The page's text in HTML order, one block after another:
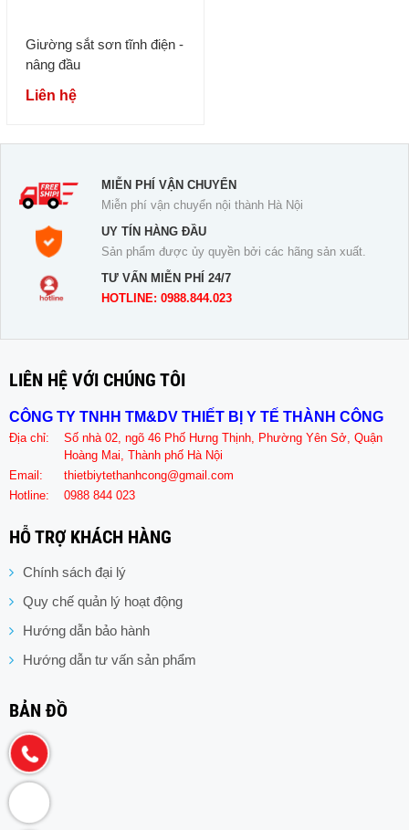
Giường sắt sơn tĩnh điện -
nâng đầu
Liên hệ
MIỄN PHÍ VẬN CHUYỂN
Miễn phí vận chuyển nội thành Hà Nội
UY TÍN HÀNG ĐẦU
Sản phẩm được ủy quyền bởi các hãng sản xuất.
TƯ VẤN MIỄN PHÍ 24/7
HOTLINE: 0988.844.023
LIÊN HỆ VỚI CHÚNG TÔI
CÔNG TY TNHH TM&DV THIẾT BỊ Y TẾ THÀNH CÔNG
Địa chỉ:
Số nhà 02, ngõ 46 Phố Hưng Thịnh, Phường Yên Sở, Quận
Hoàng Mai, Thành phố Hà Nội
Email:
thietbiytethanhcong@gmail.com
Hotline:
0988 844 023
HỖ TRỢ KHÁCH HÀNG
Chính sách đại lý
Quy chế quản lý hoạt động
Hướng dẫn bảo hành
Hướng dẫn tư vấn sản phẩm
BẢN ĐỒ